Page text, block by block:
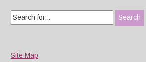
Search
for:
Site Map